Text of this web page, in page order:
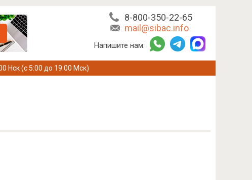
8-800-350-22-65
mail@sibac.info
Напишите нам:
Нск (с 5:00 до 19:00 Мск)